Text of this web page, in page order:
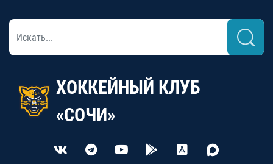
ХОККЕЙНЫЙ КЛУБ
«СОЧИ»